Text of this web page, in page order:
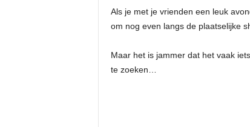
Als je met je vrienden een leuk
om nog even langs de plaatselijke
Maar het is jammer dat het vaak
te zoeken…